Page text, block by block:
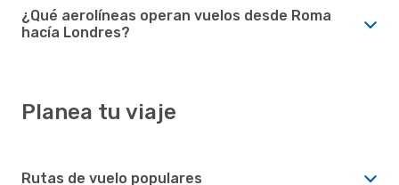
¿Qué aerolíneas operan vuelos desde Roma
hacía Londres?
Planea tu viaje
Rutas de vuelo populares